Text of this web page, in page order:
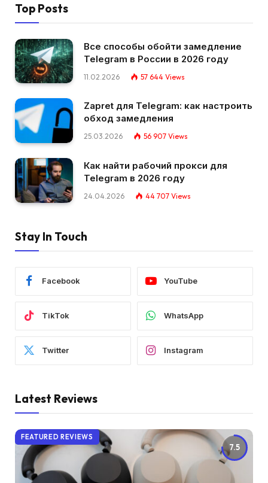
Top Posts
Все способы обойти замедление
Telegram в России в 2026 году
11.02.2026 57 644 Views
Zapret для Telegram: как настроить
обход замедления
25.03.2026 56 907 Views
Как найти рабочий прокси для
Telegram в 2026 году
24.04.2026 44 707 Views
Stay In Touch
Facebook YouTube
TikTok WhatsApp
Twitter Instagram
Latest Reviews
7.5
FEATURED REVIEWS